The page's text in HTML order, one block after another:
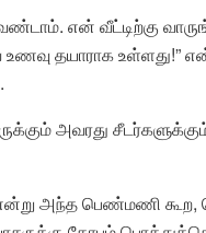
என் வீட்டிற்கு
தயாராக உள்ளது!”
அவரது
என்று அந்த பெண்மணி கூற,